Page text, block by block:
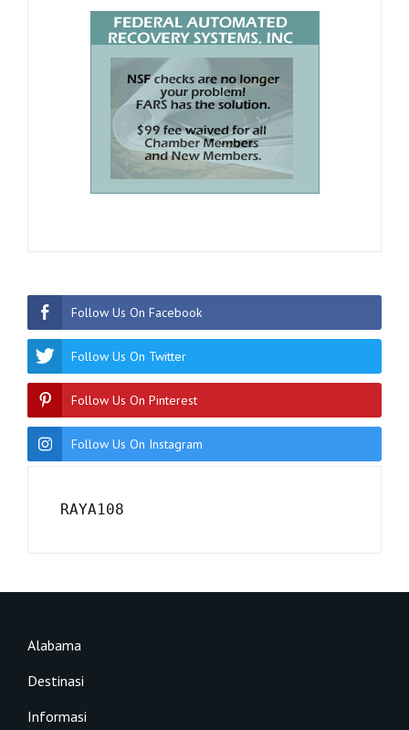
Follow Us On Facebook
Follow Us On Twitter
Follow Us On Pinterest
Follow Us On Instagram
RAYA108
Alabama
Destinasi
Informasi